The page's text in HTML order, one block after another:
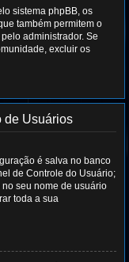
sistema phpBB, os
também permitem o
administrador. Se
excluir os
de Usuários
é salva no banco
de Controle do Usuário;
seu nome de usuário
toda a sua